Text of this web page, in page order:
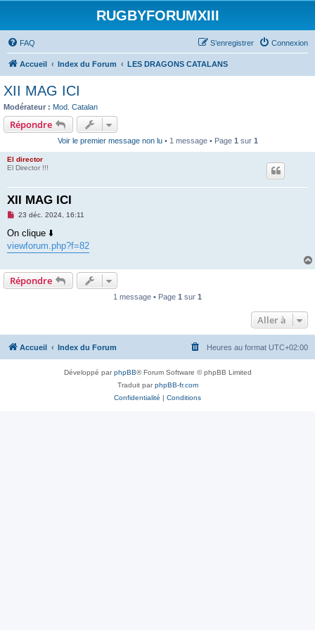
RUGBYFORUMXIII
FAQ Connexion
S’enregistrer
Accueil Index du Forum LES DRAGONS CATALANS
XII MAG ICI
Modérateur : Mod. Catalan
Répondre
Voir le premier message non lu• 1 message • Page 1 sur 1
El director
El Director !!!
XII MAG ICI
M
s
a
n
o
n
23 déc. 2024, 16:11
On clique ⬇️
viewforum.php?f=82
Répondre
1 message • Page 1 sur 1
Aller à
Accueil Index du Forum Heures au format UTC+02:00
Développé parphpBB® Forum Software © phpBB Limited
Traduit parphpBB-fr.com
Confidentialité | Conditions